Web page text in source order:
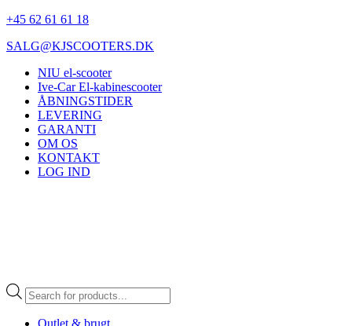
+45 62 61 61 18
SALG@KJSCOOTERS.DK
NIU el-scooter
Ive-Car El-kabinescooter
ÅBNINGSTIDER
LEVERING
GARANTI
OM OS
KONTAKT
LOG IND
Products
search
Outlet & brugt